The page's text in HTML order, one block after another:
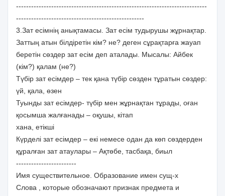
----------------------------------------------------------------------------
---------------------------------------------------
3.Зат есімнің анықтамасы. Зат есім тудырушы жұрнақтар.
Заттың атын білдіретін кім? не? деген сұрақтарға жауап
беретін сөздер зат есім деп аталады. Мысалы: Айбек
(кім?) қалам (не?)
Түбір зат есімдер – тек қана түбір сөзден тұратын сөздер:
үй, қала, өзен
Туынды зат есімдер- түбір мен жұрнақтан тұрады, оған
қосымша жалғанады – оқушы, кітап
хана, етікші
Күрделі зат есімдер – екі немесе одан да көп сөздерден
құралған зат атаулары – Ақтөбе, тасбақа, биыл
------------------------
Имя существительное. Образование имен сущ-х
Слова , которые обозначают признак предмета и